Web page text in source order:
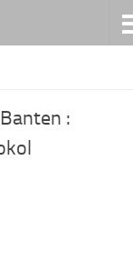
: